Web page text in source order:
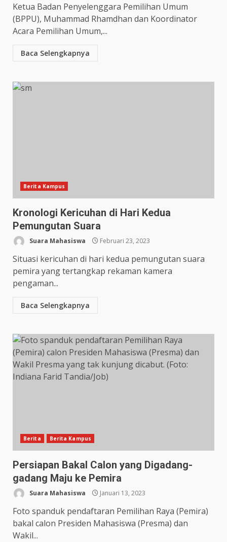
Ketua Badan Penyelenggara Pemilihan Umum
(BPPU), Muhammad Rhamdhan dan Koordinator
Acara Pemilihan Umum,...
Baca Selengkapnya
Berita Kampus
Kronologi Kericuhan di Hari Kedua
Pemungutan Suara
Suara Mahasiswa Februari 23, 2023
Situasi kericuhan di hari kedua pemungutan suara
pemira yang tertangkap rekaman kamera
pengaman...
Baca Selengkapnya
Berita Berita Kampus
Persiapan Bakal Calon yang Digadang-
gadang Maju ke Pemira
Suara Mahasiswa Januari 13, 2023
Foto spanduk pendaftaran Pemilihan Raya (Pemira)
bakal calon Presiden Mahasiswa (Presma) dan
Wakil...